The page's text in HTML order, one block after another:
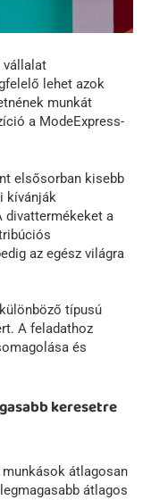
vállalat
lehet azok
munkát
a ModeExpress-
elsősorban kisebb
kívánják
divattermékeket a
az egész világra
típusú
A feladathoz
és
keresetre
átlagosan
átlagos